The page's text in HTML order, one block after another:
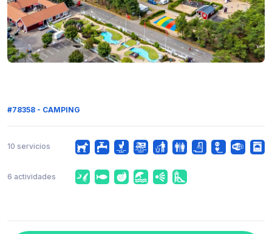
#78358 - CAMPING
10 servicios
6 actividades